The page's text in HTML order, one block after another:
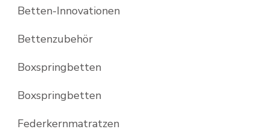
Betten-Innovationen
Bettenzubehör
Boxspringbetten
Boxspringbetten
Federkernmatratzen